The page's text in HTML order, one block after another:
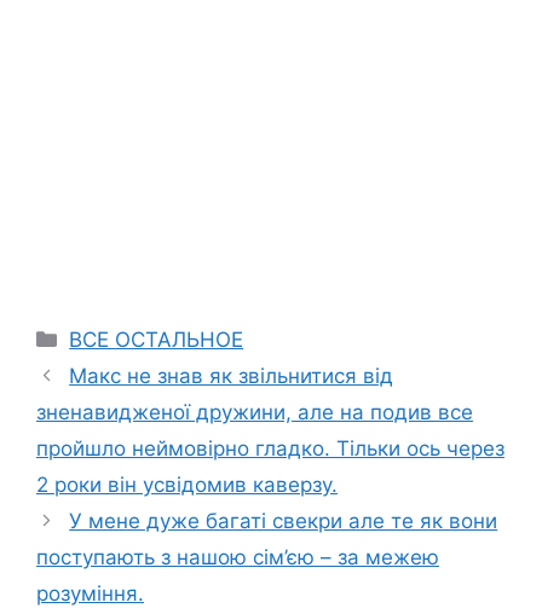
Categories
ВСЕ ОСТАЛЬНОЕ
Макс не знав як звільнитися від
зненавидженої дружини, але на подив все
пройшло неймовірно гладко. Тільки ось через
2 роки він усвідомив каверзу.
У мене дуже багаті свекри але те як вони
поступають з нашою сім’єю – за межею
розуміння.